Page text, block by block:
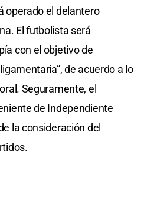
operado el delantero
El futbolista será
con el objetivo de
de acuerdo a lo
Seguramente, el
de Independiente
la consideración del